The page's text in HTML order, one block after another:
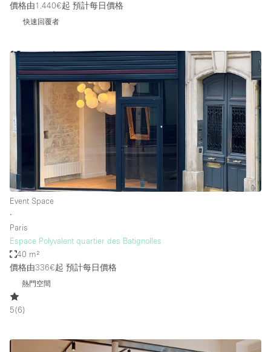
價格由1.440€起 預計每日價格
快速回覆者
Event Space
∙
Paris
Espace Polyvalent quartier des Batignolles
40 m²
價格由336€起 預計每日價格
熱門空間
5(6)